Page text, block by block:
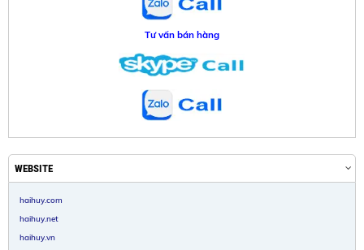
Tư vấn bán hàng
WEBSITE
haihuy.com
haihuy.net
haihuy.vn